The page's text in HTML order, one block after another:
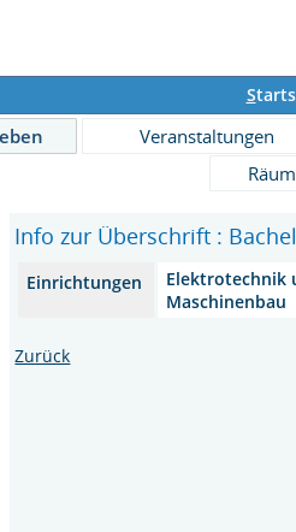
S
Veranstaltungen
Info zur Überschrift :
Einrichtungen
Elektrotechnik
Maschinenbau
Zurück